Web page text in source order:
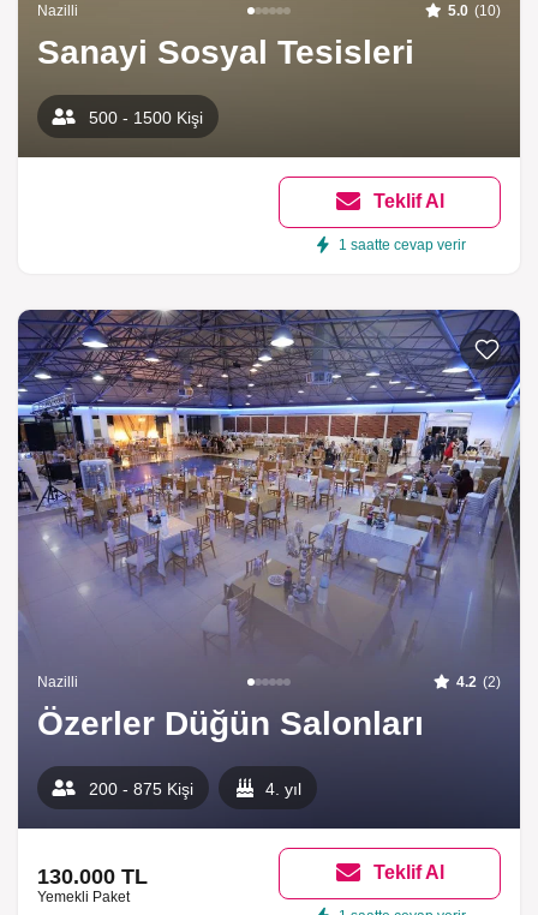
Nazilli 5.0 (10)
Sanayi Sosyal Tesisleri
500 - 1500 Kişi
Teklif Al
1 saatte cevap verir
Nazilli 4.2 (2)
Özerler Düğün Salonları
200 - 875 Kişi 4. yıl
130.000 TL
Yemekli Paket
Teklif Al